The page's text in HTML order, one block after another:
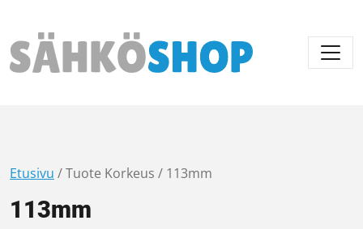
Päävalikko
Etusivu / Tuote Korkeus / 113mm
113mm